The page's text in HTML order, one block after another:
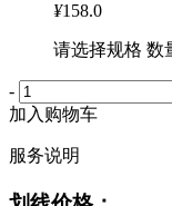
¥158.0
请选择规格 数
-
加入购物车
服务说明